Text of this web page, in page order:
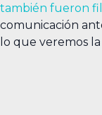
también fueron
comunicación
lo que veremos